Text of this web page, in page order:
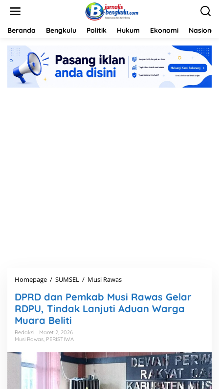
Beranda Bengkulu Politik Hukum Ekonomi Nasional
Homepage / SUMSEL / Musi Rawas
R
D
d
m
DPRD dan Pemkab Musi Rawas Gelar
RDPU, Tindak Lanjuti Aduan Warga
Muara Beliti
Redaksi
Maret 2, 2026
Musi Rawas, PERISTIWA